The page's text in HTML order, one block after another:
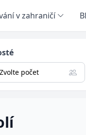
v zahraničí
Zvolte počet